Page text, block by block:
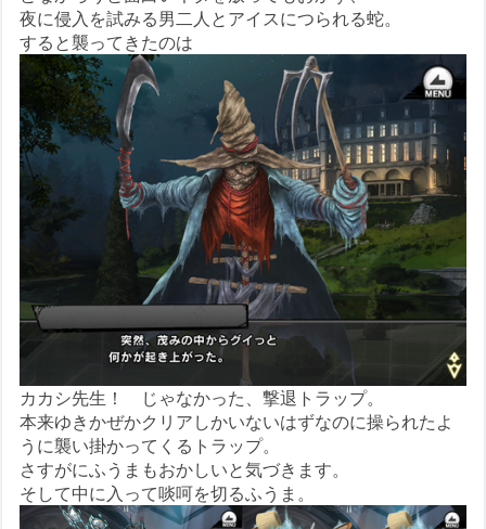
夜に侵入を試みる男二人とアイスにつられる蛇。
すると襲ってきたのは
カカシ先生！ じゃなかった、撃退トラップ。
本来ゆきかぜかクリアしかいないはずなのに操られたよ
うに襲い掛かってくるトラップ。
さすがにふうまもおかしいと気づきます。
そして中に入って啖呵を切るふうま。